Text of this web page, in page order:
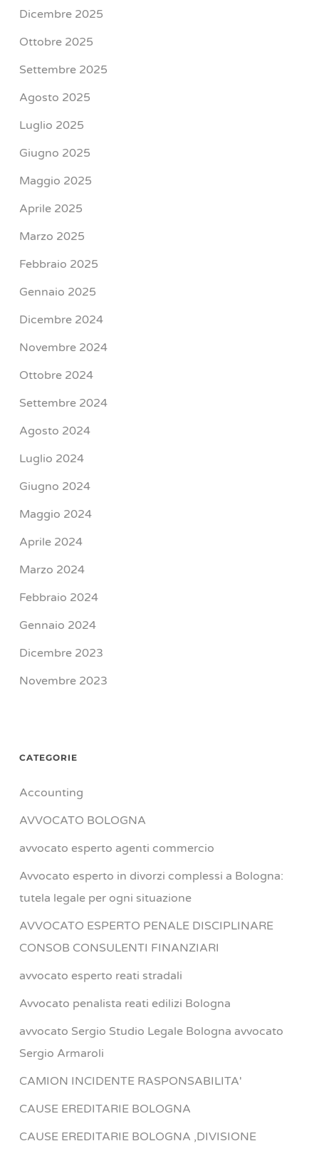
Dicembre 2025
Ottobre 2025
Settembre 2025
Agosto 2025
Luglio 2025
Giugno 2025
Maggio 2025
Aprile 2025
Marzo 2025
Febbraio 2025
Gennaio 2025
Dicembre 2024
Novembre 2024
Ottobre 2024
Settembre 2024
Agosto 2024
Luglio 2024
Giugno 2024
Maggio 2024
Aprile 2024
Marzo 2024
Febbraio 2024
Gennaio 2024
Dicembre 2023
Novembre 2023
CATEGORIE
Accounting
AVVOCATO BOLOGNA
avvocato esperto agenti commercio
Avvocato esperto in divorzi complessi a Bologna:
tutela legale per ogni situazione
AVVOCATO ESPERTO PENALE DISCIPLINARE
CONSOB CONSULENTI FINANZIARI
avvocato esperto reati stradali
Avvocato penalista reati edilizi Bologna
avvocato Sergio Studio Legale Bologna avvocato
Sergio Armaroli
CAMION INCIDENTE RASPONSABILITA'
CAUSE EREDITARIE BOLOGNA
CAUSE EREDITARIE BOLOGNA ,DIVISIONE